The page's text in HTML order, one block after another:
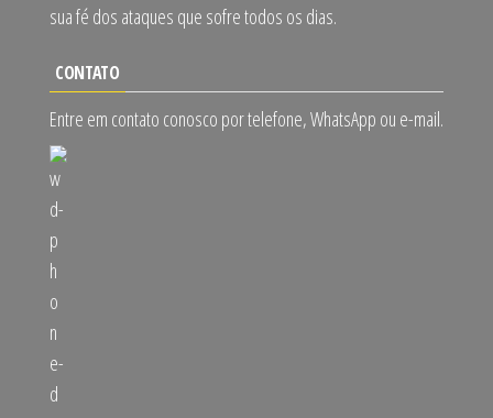
sua fé dos ataques que sofre todos os dias.
CONTATO
Entre em contato conosco por telefone, WhatsApp ou e-mail.